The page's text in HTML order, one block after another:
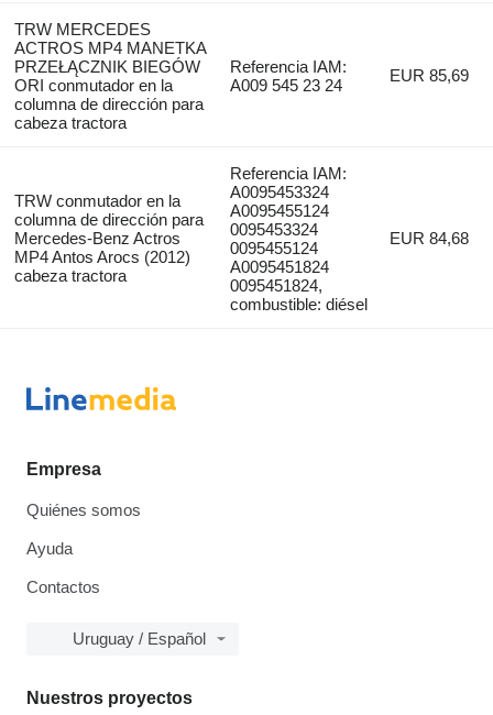
TRW MERCEDES
ACTROS MP4 MANETKA
PRZEŁĄCZNIK BIEGÓW
ORI conmutador en la
columna de dirección para
cabeza tractora
Referencia IAM:
A009 545 23 24
EUR 85,69
TRW conmutador en la
columna de dirección para
Mercedes-Benz Actros
MP4 Antos Arocs (2012)
cabeza tractora
Referencia IAM:
A0095453324
A0095455124
0095453324
0095455124
A0095451824
0095451824,
combustible: diésel
EUR 84,68
Empresa
Quiénes somos
Ayuda
Contactos
Uruguay / Español
Nuestros proyectos